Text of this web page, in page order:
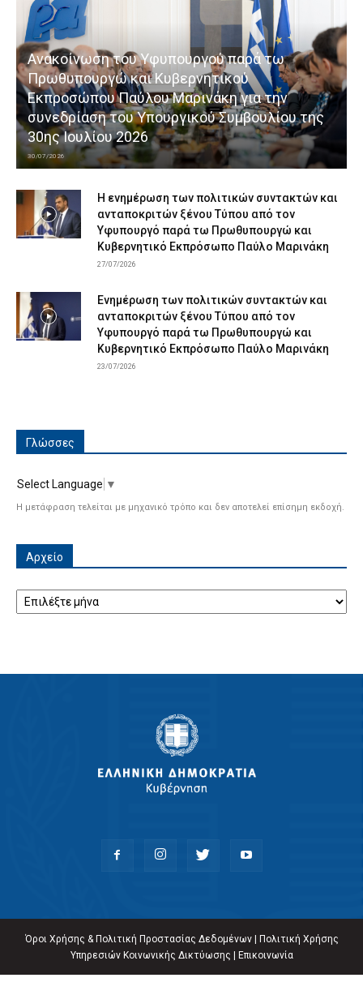
Ανακοίνωση του Υφυπουργού παρά τω
Πρωθυπουργώ και Κυβερνητικού
Εκπροσώπου Παύλου Μαρινάκη για την
συνεδρίαση του Υπουργικού Συμβουλίου της
30ης Ιουλίου 2026
30/07/2026
Η ενημέρωση των πολιτικών συντακτών και
ανταποκριτών ξένου Τύπου από τον
Υφυπουργό παρά τω Πρωθυπουργώ και
Κυβερνητικό Εκπρόσωπο Παύλο Μαρινάκη
27/07/2026
Ενημέρωση των πολιτικών συντακτών και
ανταποκριτών ξένου Τύπου από τον
Υφυπουργό παρά τω Πρωθυπουργώ και
Κυβερνητικό Εκπρόσωπο Παύλο Μαρινάκη
23/07/2026
Γλώσσες
Select Language ▼
Η μετάφραση τελείται με μηχανικό τρόπο και δεν αποτελεί επίσημη εκδοχή.
Αρχείο
Όροι Χρήσης & Πολιτική Προστασίας Δεδομένων|
Πολιτική Χρήσης
Υπηρεσιών Κοινωνικής Δικτύωσης
Επικοινωνία